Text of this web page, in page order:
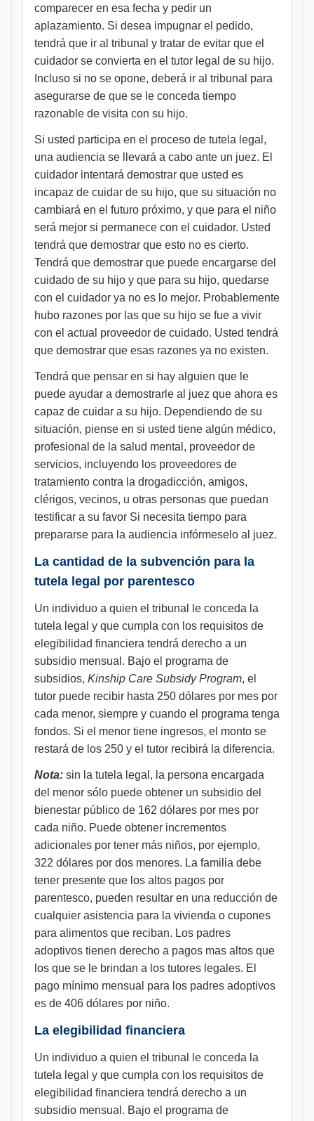
comparecer en esa fecha y pedir un
aplazamiento. Si desea impugnar el pedido,
tendrá que ir al tribunal y tratar de evitar que el
cuidador se convierta en el tutor legal de su hijo.
Incluso si no se opone, deberá ir al tribunal para
asegurarse de que se le conceda tiempo
razonable de visita con su hijo.
Si usted participa en el proceso de tutela legal,
una audiencia se llevará a cabo ante un juez. El
cuidador intentará demostrar que usted es
incapaz de cuidar de su hijo, que su situación no
cambiará en el futuro próximo, y que para el niño
será mejor si permanece con el cuidador. Usted
tendrá que demostrar que esto no es cierto.
Tendrá que demostrar que puede encargarse del
cuidado de su hijo y que para su hijo, quedarse
con el cuidador ya no es lo mejor. Probablemente
hubo razones por las que su hijo se fue a vivir
con el actual proveedor de cuidado. Usted tendrá
que demostrar que esas razones ya no existen.
Tendrá que pensar en si hay alguien que le
puede ayudar a demostrarle al juez que ahora es
capaz de cuidar a su hijo. Dependiendo de su
situación, piense en si usted tiene algún médico,
profesional de la salud mental, proveedor de
servicios, incluyendo los proveedores de
tratamiento contra la drogadicción, amigos,
clérigos, vecinos, u otras personas que puedan
testificar a su favor Si necesita tiempo para
prepararse para la audiencia infórmeselo al juez.
La cantidad de la subvención para la
tutela legal por parentesco
Un individuo a quien el tribunal le conceda la
tutela legal y que cumpla con los requisitos de
elegibilidad financiera tendrá derecho a un
subsidio mensual. Bajo el programa de
subsidios, Kinship Care Subsidy Program, el
tutor puede recibir hasta 250 dólares por mes por
cada menor, siempre y cuando el programa tenga
fondos. Si el menor tiene ingresos, el monto se
restará de los 250 y el tutor recibirá la diferencia.
Nota: sin la tutela legal, la persona encargada
del menor sólo puede obtener un subsidio del
bienestar público de 162 dólares por mes por
cada niño. Puede obtener incrementos
adicionales por tener más niños, por ejemplo,
322 dólares por dos menores. La familia debe
tener presente que los altos pagos por
parentesco, pueden resultar en una reducción de
cualquier asistencia para la vivienda o cupones
para alimentos que reciban. Los padres
adoptivos tienen derecho a pagos mas altos que
los que se le brindan a los tutores legales. El
pago mínimo mensual para los padres adoptivos
es de 406 dólares por niño.
La elegibilidad financiera
Un individuo a quien el tribunal le conceda la
tutela legal y que cumpla con los requisitos de
elegibilidad financiera tendrá derecho a un
subsidio mensual. Bajo el programa de